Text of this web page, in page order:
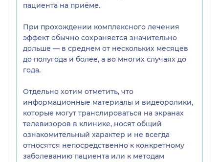
пациента на приёме.
При прохождении комплексного лечения
эффект обычно сохраняется значительно
дольше — в среднем от нескольких месяцев
до полугода и более, а во многих случаях до
года.
Отдельно хотим отметить, что
информационные материалы и видеоролики,
которые могут транслироваться на экранах
телевизоров в клинике, носят общий
ознакомительный характер и не всегда
относятся непосредственно к конкретному
заболеванию пациента или к методам